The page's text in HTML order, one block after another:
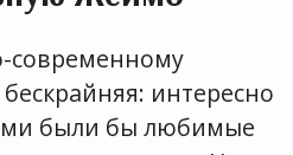
современному
интересно
были бы любимые